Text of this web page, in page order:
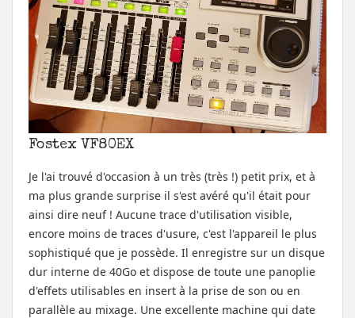
Fostex VF80EX
Je l'ai trouvé d'occasion à un très (très !) petit prix, et à
ma plus grande surprise il s'est avéré qu'il était pour
ainsi dire neuf ! Aucune trace d'utilisation visible,
encore moins de traces d'usure, c'est l'appareil le plus
sophistiqué que je possède. Il enregistre sur un disque
dur interne de 40Go et dispose de toute une panoplie
d'effets utilisables en insert à la prise de son ou en
parallèle au mixage. Une excellente machine qui date